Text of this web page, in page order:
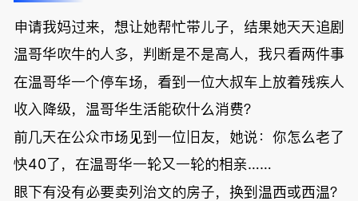
申请我妈过来，想让她帮忙带儿子，结果她天天追剧
温哥华吹牛的人多，判断是不是高人，我只看两件事
在温哥华一个停车场，看到一位大叔车上放着残疾人
收入降级，温哥华生活能砍什么消费？
前几天在公众市场见到一位旧友，她说：你怎么老了
快40了，在温哥华一轮又一轮的相亲……
眼下有没有必要卖列治文的房子，换到温西或西温？